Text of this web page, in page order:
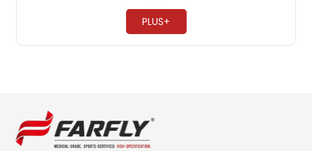
commerciaux en PVC sont très résistants à la pression. ​
PLUS+